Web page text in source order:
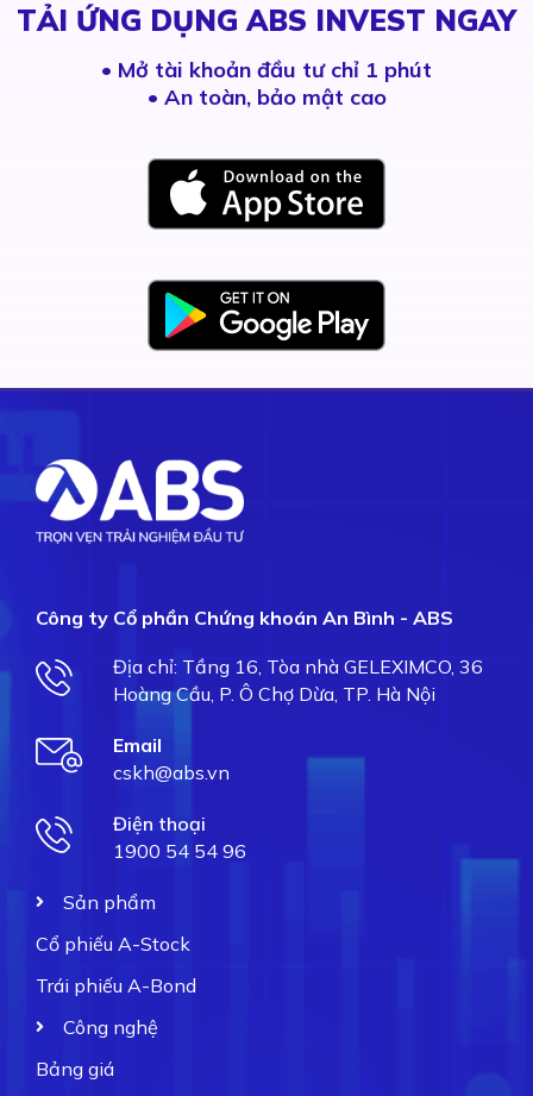
TẢI ỨNG DỤNG ABS INVEST NGAY
• Mở tài khoản đầu tư chỉ 1 phút
• An toàn, bảo mật cao
Công ty Cổ phần Chứng khoán An Bình - ABS
Địa chỉ: Tầng 16, Tòa nhà GELEXIMCO, 36
Hoàng Cầu, P. Ô Chợ Dừa, TP. Hà Nội
Email
cskh@abs.vn
Điện thoại
1900 54 54 96
Sản phẩm
Cổ phiếu A-Stock
Trái phiếu A-Bond
Công nghệ
Bảng giá